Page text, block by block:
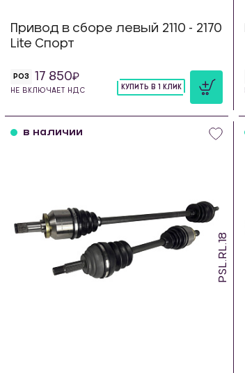
Привод в сборе левый 2110 - 2170
Lite Спорт
РОЗ 17 850
НЕ ВКЛЮЧАЕТ НДС КУПИТЬ В 1 КЛИК
PSL.RL.18
в наличии